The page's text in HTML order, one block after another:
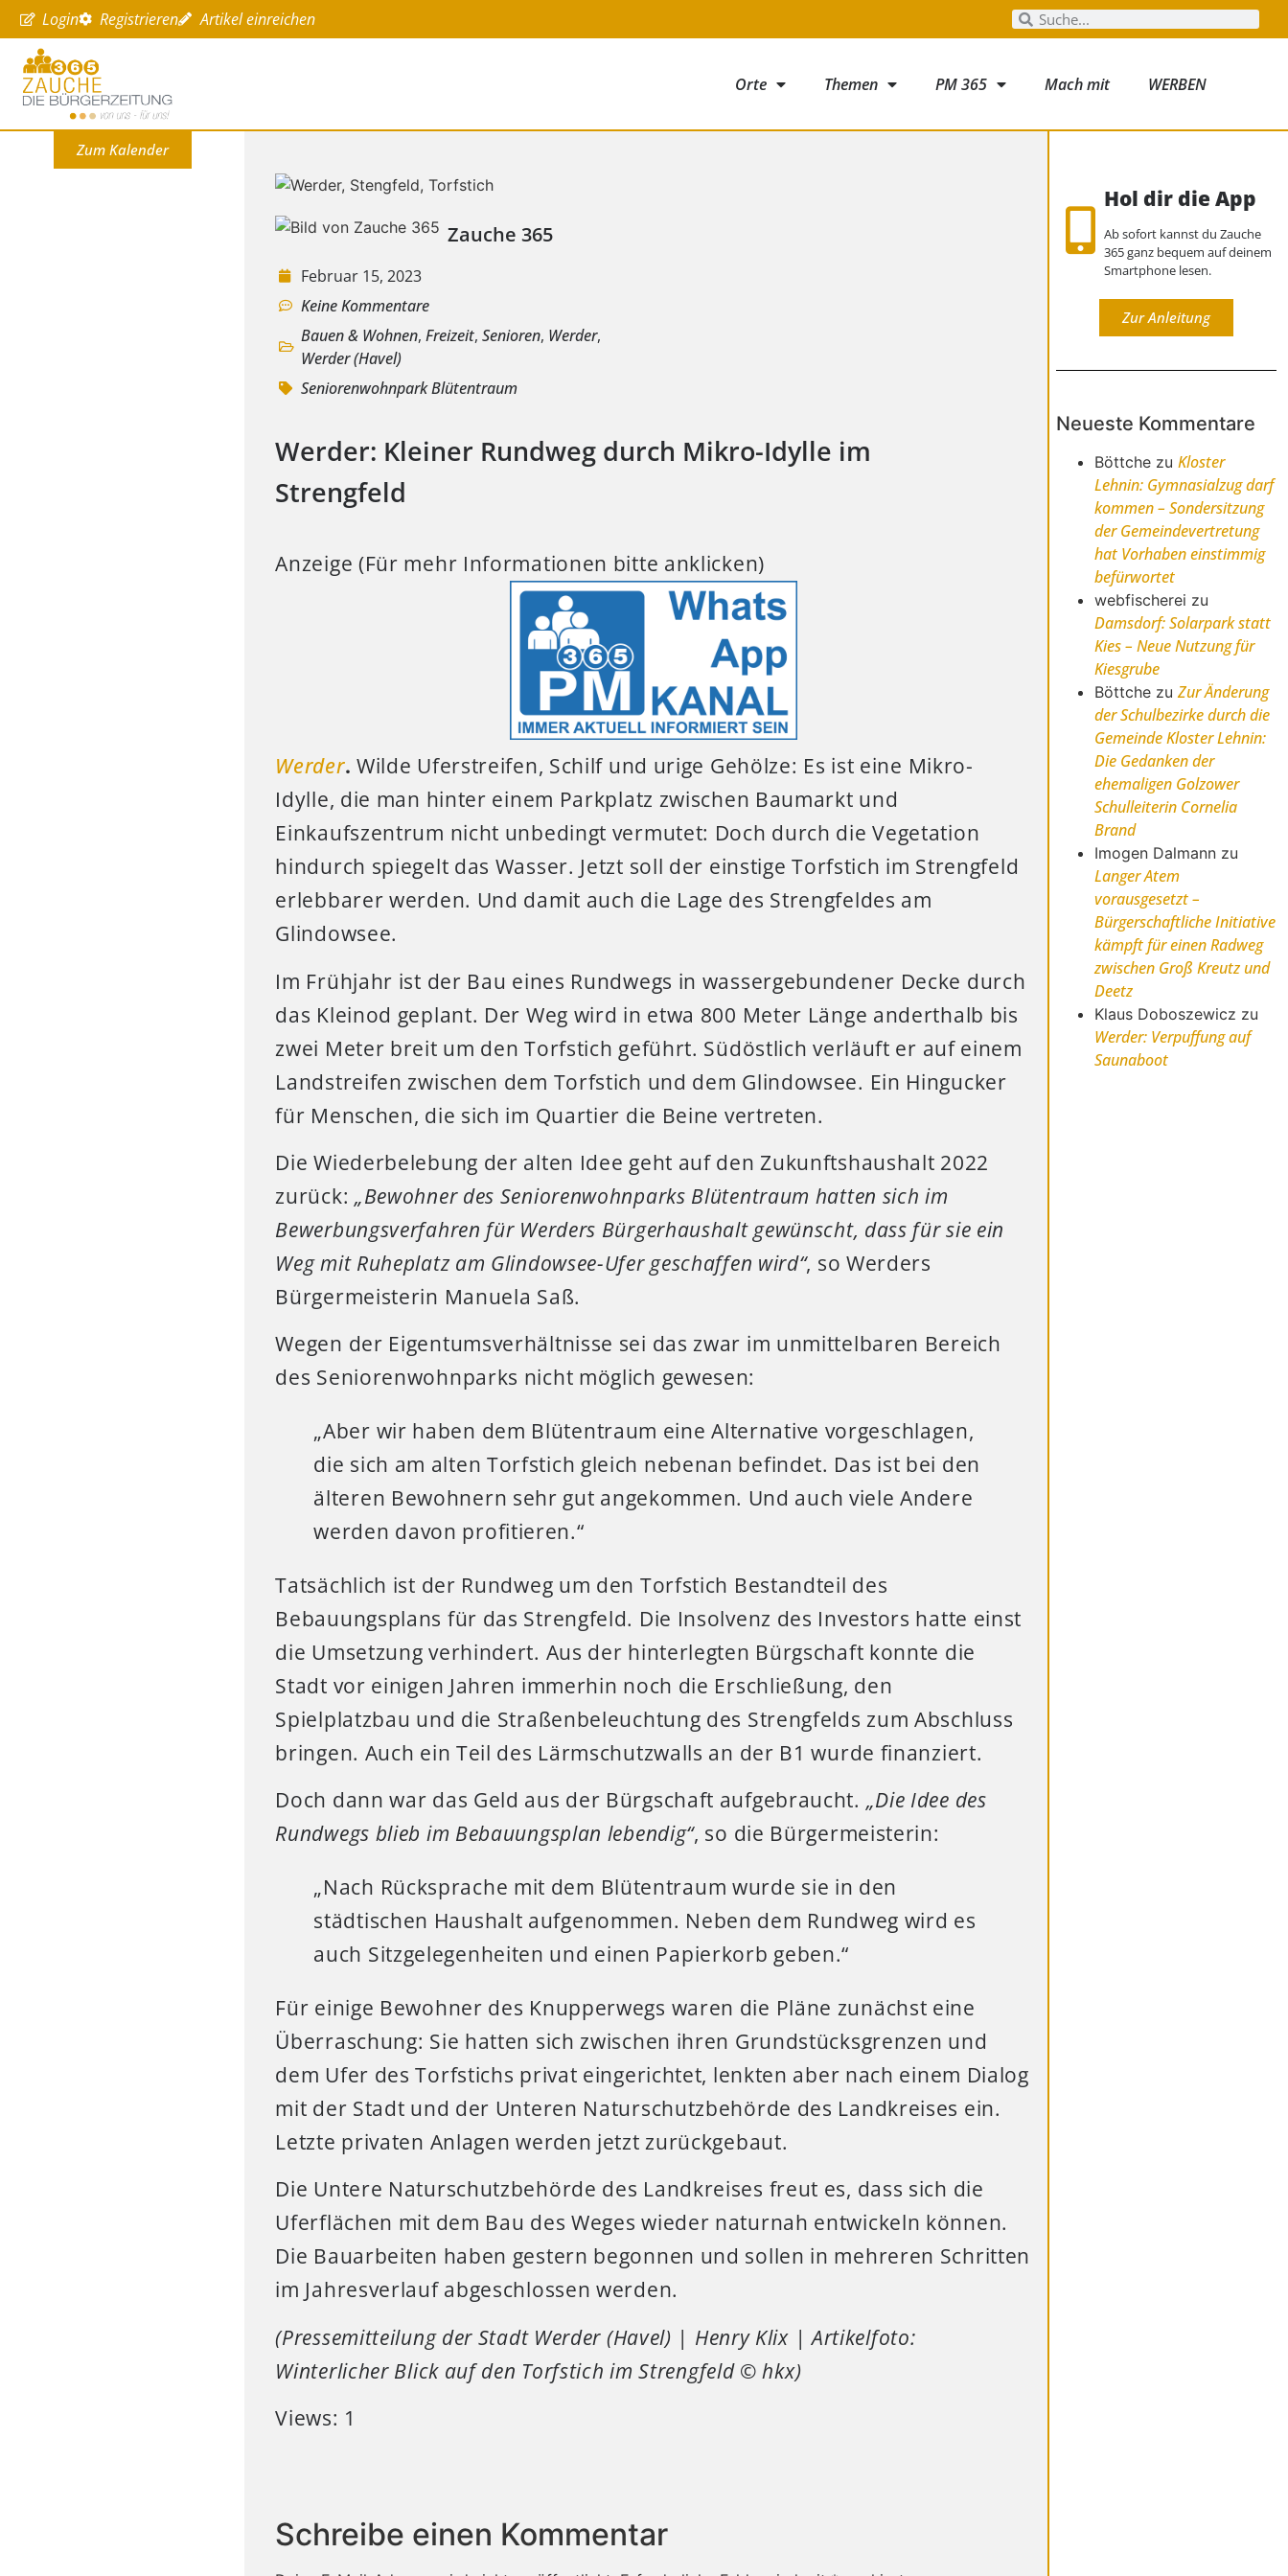
Login Registrieren Artikel einreichen
Orte Themen PM 365 Mach mit WERBEN
Zum Kalender
Zauche 365
Februar 15, 2023
Keine Kommentare
Bauen & Wohnen,Freizeit,Senioren, Werder,
Werder (Havel)
Seniorenwohnpark Blütentraum
Werder: Kleiner Rundweg durch Mikro-Idylle im
Strengfeld
Anzeige (Für mehr Informationen bitte anklicken)
Werder. Wilde Uferstreifen, Schilf und urige Gehölze: Es ist eine Mikro-
Idylle, die man hinter einem Parkplatz zwischen Baumarkt und
Einkaufszentrum nicht unbedingt vermutet: Doch durch die Vegetation
hindurch spiegelt das Wasser. Jetzt soll der einstige Torfstich im Strengfeld
erlebbarer werden. Und damit auch die Lage des Strengfeldes am
Glindowsee.
Im Frühjahr ist der Bau eines Rundwegs in wassergebundener Decke durch
das Kleinod geplant. Der Weg wird in etwa 800 Meter Länge anderthalb bis
zwei Meter breit um den Torfstich geführt. Südöstlich verläuft er auf einem
Landstreifen zwischen dem Torfstich und dem Glindowsee. Ein Hingucker
für Menschen, die sich im Quartier die Beine vertreten.
Die Wiederbelebung der alten Idee geht auf den Zukunftshaushalt 2022
zurück: „Bewohner des Seniorenwohnparks Blütentraum hatten sich im
Bewerbungsverfahren für Werders Bürgerhaushalt gewünscht, dass für sie ein
Weg mit Ruheplatz am Glindowsee-Ufer geschaffen wird“, so Werders
Bürgermeisterin Manuela Saß.
Wegen der Eigentumsverhältnisse sei das zwar im unmittelbaren Bereich
des Seniorenwohnparks nicht möglich gewesen:
„Aber wir haben dem Blütentraum eine Alternative vorgeschlagen,
die sich am alten Torfstich gleich nebenan befindet. Das ist bei den
älteren Bewohnern sehr gut angekommen. Und auch viele Andere
werden davon profitieren.“
Tatsächlich ist der Rundweg um den Torfstich Bestandteil des
Bebauungsplans für das Strengfeld. Die Insolvenz des Investors hatte einst
die Umsetzung verhindert. Aus der hinterlegten Bürgschaft konnte die
Stadt vor einigen Jahren immerhin noch die Erschließung, den
Spielplatzbau und die Straßenbeleuchtung des Strengfelds zum Abschluss
bringen. Auch ein Teil des Lärmschutzwalls an der B1 wurde finanziert.
Doch dann war das Geld aus der Bürgschaft aufgebraucht. „Die Idee des
Rundwegs blieb im Bebauungsplan lebendig“, so die Bürgermeisterin:
„Nach Rücksprache mit dem Blütentraum wurde sie in den
städtischen Haushalt aufgenommen. Neben dem Rundweg wird es
auch Sitzgelegenheiten und einen Papierkorb geben.“
Für einige Bewohner des Knupperwegs waren die Pläne zunächst eine
Überraschung: Sie hatten sich zwischen ihren Grundstücksgrenzen und
dem Ufer des Torfstichs privat eingerichtet, lenkten aber nach einem Dialog
mit der Stadt und der Unteren Naturschutzbehörde des Landkreises ein.
Letzte privaten Anlagen werden jetzt zurückgebaut.
Die Untere Naturschutzbehörde des Landkreises freut es, dass sich die
Uferflächen mit dem Bau des Weges wieder naturnah entwickeln können.
Die Bauarbeiten haben gestern begonnen und sollen in mehreren Schritten
im Jahresverlauf abgeschlossen werden.
(Pressemitteilung der Stadt Werder (Havel) | Henry Klix | Artikelfoto:
Winterlicher Blick auf den Torfstich im Strengfeld © hkx)
Views: 1
Schreibe einen Kommentar
Hol dir die App
Ab sofort kannst du Zauche
365 ganz bequem auf deinem
Smartphone lesen.
Zur Anleitung
Neueste Kommentare
Böttche zuKloster
Lehnin: Gymnasialzug darf
kommen – Sondersitzung
der Gemeindevertretung
hat Vorhaben einstimmig
befürwortet
webfischerei zu
Damsdorf: Solarpark statt
Kies – Neue Nutzung für
Kiesgrube
Böttche zuZur Änderung
der Schulbezirke durch die
Gemeinde Kloster Lehnin:
Die Gedanken der
ehemaligen Golzower
Schulleiterin Cornelia
Brand
Imogen Dalmann zu
Langer Atem
vorausgesetzt –
Bürgerschaftliche Initiative
kämpft für einen Radweg
zwischen Groß Kreutz und
Deetz
Klaus Doboszewicz zu
Werder: Verpuffung auf
Saunaboot